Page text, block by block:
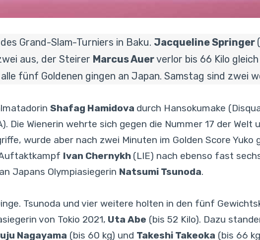
Grand-Slam-Turniers in Baku. Jacqueline Springer
aus, der Steirer Marcus Auerverlor bis 66 Kilo
fünf Goldenen gingen an Japan. Samstag sind zwei
Shafag Hamidova durch Hansokumake
Die Wienerin wehrte sich gegen die Nummer 17 der Welt
wurde aber nach zwei Minuten im Golden Score Yuko
Ivan Chernykh (LIE) nach ebenso fast
Japans Olympiasiegerin Natsumi Tsunoda.
Tsunoda und vier weitere holten in den fünf
von Tokio 2021, Uta Abe (bis 52 Kilo). Dazu
Nagayama (bis 60 kg) und Takeshi Takeoka (bis 66